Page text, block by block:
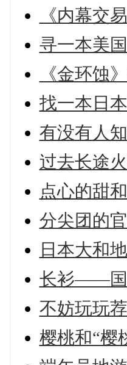
《内幕交
寻一本美
《金环蚀
找一本日
有没有人
过去长途
点心的甜
分尖团的
日本大和
长衫——国
不妨玩玩
樱桃和“樱